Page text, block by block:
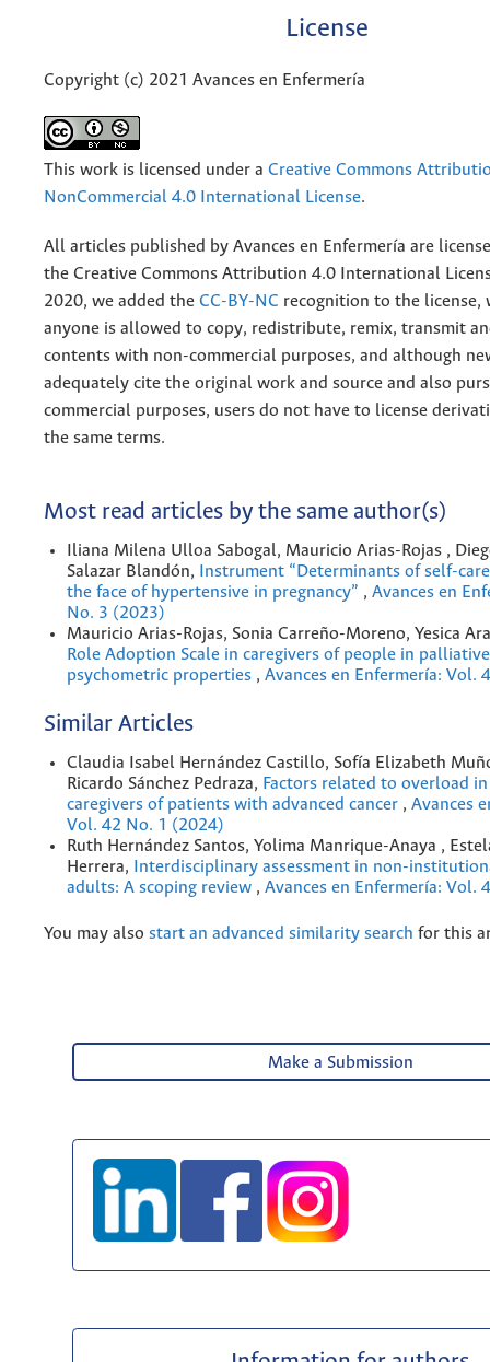
License
Copyright (c) 2021 Avances en Enfermería
This work is licensed under a Creative Commons
NonCommercial 4.0 International License.
All articles published by Avances en Enfermería are
the Creative Commons Attribution 4.0 International
2020, we added the CC-BY-NC recognition to the license,
anyone is allowed to copy, redistribute, remix, transmit
contents with non-commercial purposes, and although
adequately cite the original work and source and also
commercial purposes, users do not have to license
the same terms.
Most read articles by the same author(s)
Iliana Milena Ulloa Sabogal, Mauricio Arias-Rojas ,
Salazar Blandón,
Instrument “Determinants of self-
the face of hypertensive in pregnancy” , Avances en
No. 3 (2023)
Mauricio Arias-Rojas, Sonia Carreño-Moreno, Yesica
Role Adoption Scale in caregivers of people in
psychometric properties , Avances en Enfermería: Vol.
Similar Articles
Claudia Isabel Hernández Castillo, Sofía Elizabeth
Ricardo Sánchez Pedraza, Factors related to overload
caregivers of patients with advanced cancer , Avances
Vol. 42 No. 1 (2024)
Ruth Hernández Santos, Yolima Manrique-Anaya ,
Herrera,
Interdisciplinary assessment in non-
adults: A scoping review , Avances en Enfermería: Vol.
You may also start an advanced similarity search for this
Make a Submission